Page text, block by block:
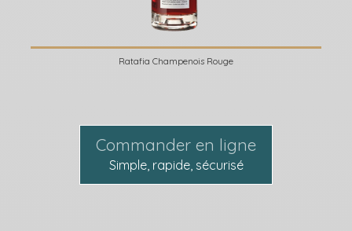
Ratafia Champenois Rouge
Commander en ligne
Simple, rapide, sécurisé